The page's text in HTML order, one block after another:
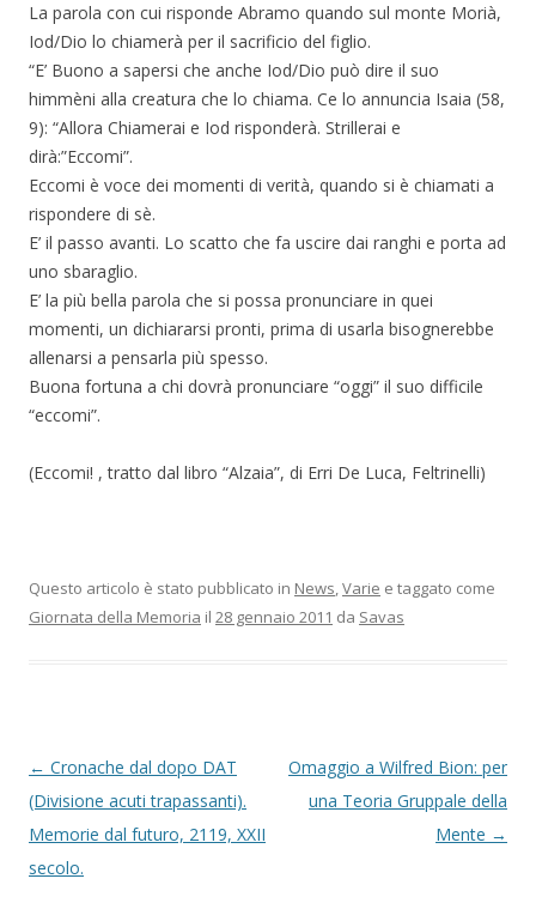
La parola con cui risponde Abramo quando sul monte Morià,
Iod/Dio lo chiamerà per il sacrificio del figlio.
“E’ Buono a sapersi che anche Iod/Dio può dire il suo
himmèni alla creatura che lo chiama. Ce lo annuncia Isaia (58,
9): “Allora Chiamerai e Iod risponderà. Strillerai e
dirà:”Eccomi”.
Eccomi è voce dei momenti di verità, quando si è chiamati a
rispondere di sè.
E’ il passo avanti. Lo scatto che fa uscire dai ranghi e porta ad
uno sbaraglio.
E’ la più bella parola che si possa pronunciare in quei
momenti, un dichiararsi pronti, prima di usarla bisognerebbe
allenarsi a pensarla più spesso.
Buona fortuna a chi dovrà pronunciare “oggi” il suo difficile
“eccomi”.
(Eccomi! , tratto dal libro “Alzaia”, di Erri De Luca, Feltrinelli)
Questo articolo è stato pubblicato in News,Varie e taggato come
Giornata della Memoria il 28 gennaio 2011 da Savas
Navigazione articolo
← Cronache dal dopo DAT
(Divisione acuti trapassanti).
Memorie dal futuro, 2119, XXII
secolo.
Omaggio a Wilfred Bion: per
una Teoria Gruppale della
Mente →